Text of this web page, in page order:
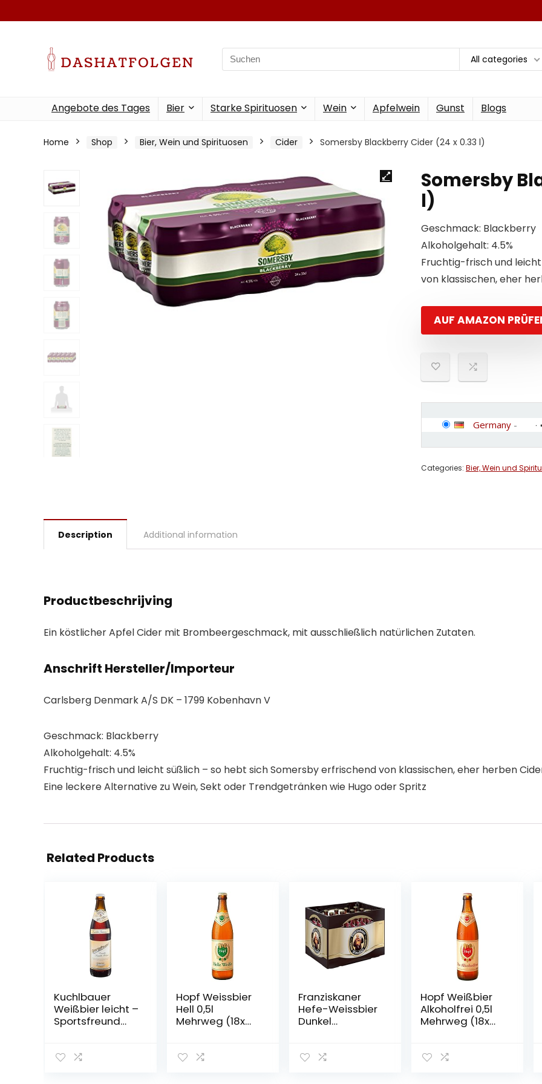
Search
for:
All categories
Angebote des Tages Bier Starke Spirituosen Wein Apfelwein Gunst Blogs
Home Shop Bier, Wein und Spirituosen Cider Somersby Blackberry Cider (24 x 0.33 l)
Somersby
l)
Geschmack: Blackberry
Alkoholgehalt: 4.5%
Fruchtig-frisch und
von klassischen, eher
AUF AMAZON
Germany -
Categories: Bier, Wein und
Description Additional information
Productbeschrijving
Ein köstlicher Apfel Cider mit Brombeergeschmack, mit ausschließlich natürlichen Zutaten.
Anschrift Hersteller/Importeur
Carlsberg Denmark A/S DK – 1799 Kobenhavn V
Geschmack: Blackberry
Alkoholgehalt: 4.5%
Fruchtig-frisch und leicht süßlich – so hebt sich Somersby erfrischend von klassischen, eher herben
Eine leckere Alternative zu Wein, Sekt oder Trendgetränken wie Hugo oder Spritz
Related Products
Kuchlbauer
Weißbier leicht –
Sportsfreund
Hopf Weissbier
Hell 0,5l
Mehrweg (18x
Franziskaner
Hefe-Weissbier
Dunkel
0.5 l) im Kasten,
Hopf Weißbier
Alkoholfrei 0,5l
Mehrweg (18x